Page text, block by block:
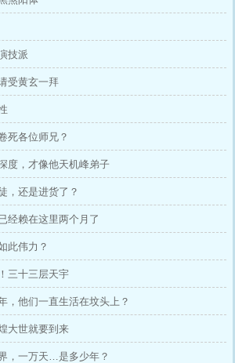
技派
受黄玄一拜
死各位师兄？
度，才像他天机峰弟子
，还是进货了？
经赖在这里两个月了
此伟力？
三十三层天宇
，他们一直生活在坟头上？
大世就要到来
，一万天…是多少年？